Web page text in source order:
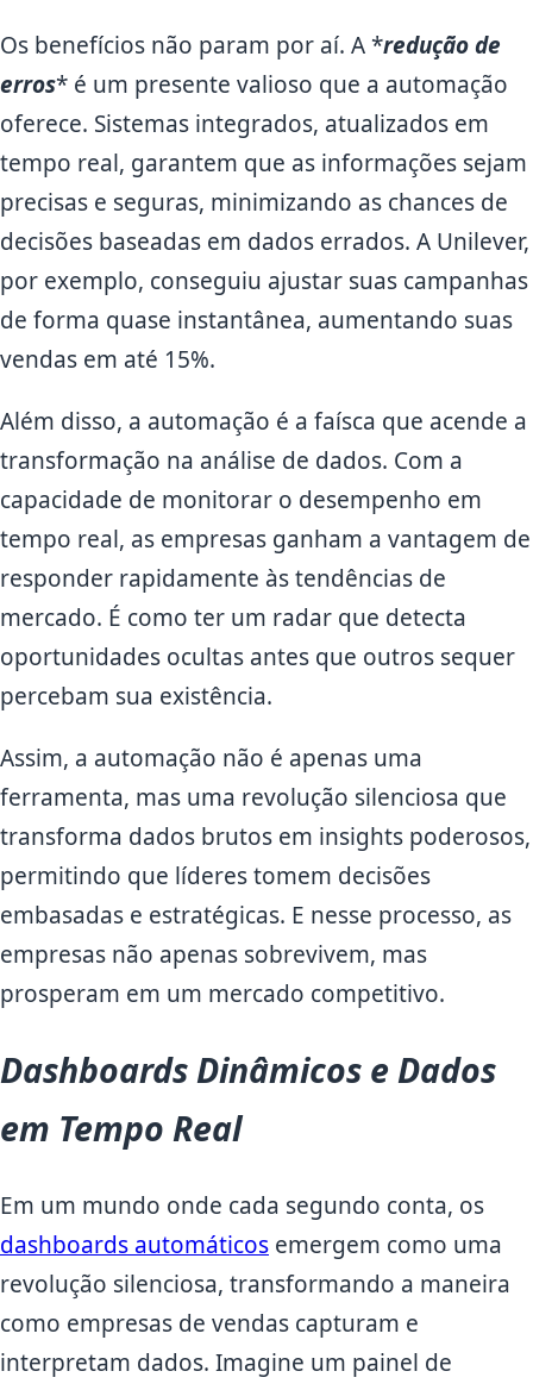
Os benefícios não param por aí. A *redução de
erros* é um presente valioso que a automação
oferece. Sistemas integrados, atualizados em
tempo real, garantem que as informações sejam
precisas e seguras, minimizando as chances de
decisões baseadas em dados errados. A Unilever,
por exemplo, conseguiu ajustar suas campanhas
de forma quase instantânea, aumentando suas
vendas em até 15%.
Além disso, a automação é a faísca que acende a
transformação na análise de dados. Com a
capacidade de monitorar o desempenho em
tempo real, as empresas ganham a vantagem de
responder rapidamente às tendências de
mercado. É como ter um radar que detecta
oportunidades ocultas antes que outros sequer
percebam sua existência.
Assim, a automação não é apenas uma
ferramenta, mas uma revolução silenciosa que
transforma dados brutos em insights poderosos,
permitindo que líderes tomem decisões
embasadas e estratégicas. E nesse processo, as
empresas não apenas sobrevivem, mas
prosperam em um mercado competitivo.
Dashboards Dinâmicos e Dados
em Tempo Real
Em um mundo onde cada segundo conta, os
dashboards automáticos emergem como uma
revolução silenciosa, transformando a maneira
como empresas de vendas capturam e
interpretam dados. Imagine um painel de